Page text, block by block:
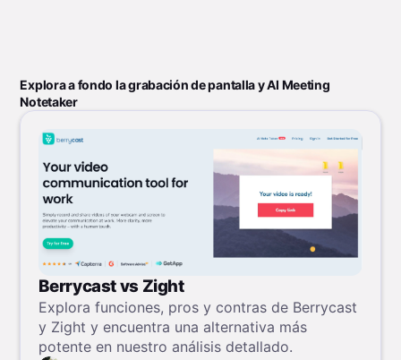
Explora a fondo la grabación de pantalla y AI Meeting
Notetaker
Berrycast vs Zight
Explora funciones, pros y contras de Berrycast
y Zight y encuentra una alternativa más
potente en nuestro análisis detallado.